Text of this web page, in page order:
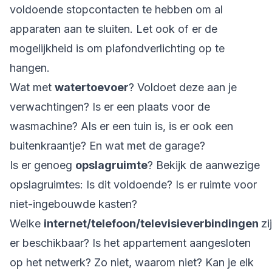
voldoende stopcontacten te hebben om al
apparaten aan te sluiten. Let ook of er de
mogelijkheid is om plafondverlichting op te
hangen.
Wat met watertoevoer? Voldoet deze aan je
verwachtingen? Is er een plaats voor de
wasmachine? Als er een tuin is, is er ook een
buitenkraantje? En wat met de garage?
Is er genoeg opslagruimte? Bekijk de aanwezige
opslagruimtes: Is dit voldoende? Is er ruimte voor
niet-ingebouwde kasten?
Welke internet/telefoon/televisieverbindingen
er beschikbaar? Is het appartement aangesloten
op het netwerk? Zo niet, waarom niet? Kan je elk